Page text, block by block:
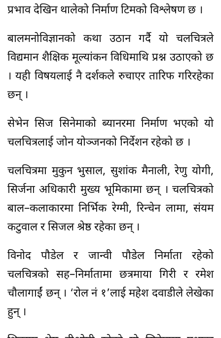
प्रभाव देखिन थालेको निर्माण टिमको विश्लेषण छ ।
बालमनोविज्ञानको कथा उठान गर्दै यो चलचित्रले
विद्यमान शैक्षिक मूल्यांकन विधिमाथि प्रश्न उठाएको छ
। यही विषयलाई नै दर्शकले रुचाएर तारिफ गरिरहेका
छन् ।
सेभेन सिज सिनेमाको ब्यानरमा निर्माण भएको यो
चलचित्रलाई जोन योञ्जनको निर्देशन रहेको छ ।
चलचित्रमा मुकुन भुसाल, सुशांक मैनाली, रेणु योगी,
सिर्जना अधिकारी मुख्य भूमिकामा छन् । चलचित्रको
बाल–कलाकारमा निर्भिक रेग्मी, रिन्चेन लामा, संयम
कटुवाल र सिजल श्रेष्ठ रहेका छन् ।
विनोद पौडेल र जान्वी पौडेल निर्माता रहेको
चलचित्रको सह–निर्मातामा छत्रमाया गिरी र रमेश
चौलागाईं छन् । ‘रोल नं १’लाई महेश दवाडीले लेखेका
हुन् ।